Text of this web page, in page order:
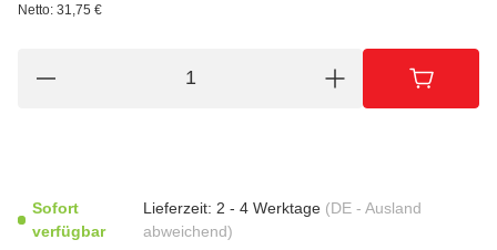
Netto: 31,75 €
Sofort
verfügbar
Lieferzeit: 2 - 4 Werktage (DE - Ausland
abweichend)